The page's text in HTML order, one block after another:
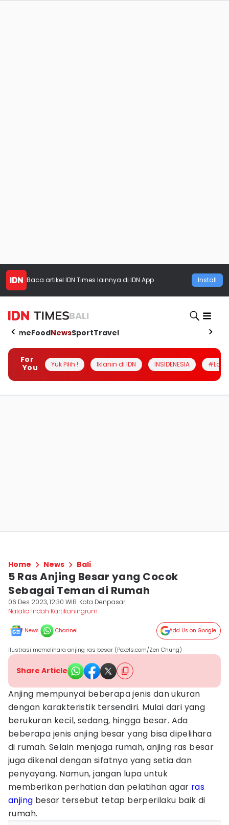
Baca artikel IDN Times lainnya di IDN App Install
BALI
HomeFoodNewsSportTravel
For
You
Yuk Pilih ! Iklanin di IDN INSIDENESIA
Home News Bali
5 Ras Anjing Besar yang Cocok
Sebagai Teman di Rumah
06 Des 2023, 12:30 WIB Kota Denpasar
Natalia Indah Kartikaningrum
News Channel Add Us on Google
Ilustrasi memelihara anjing ras besar (Pexels.com/Zen Chung)
Share Article
Anjing mempunyai beberapa jenis dan ukuran
dengan karakteristik tersendiri. Mulai dari yang
berukuran kecil, sedang, hingga besar. Ada
beberapa jenis anjing besar yang bisa dipelihara
di rumah. Selain menjaga rumah, anjing ras besar
juga dikenal dengan sifatnya yang setia dan
penyayang. Namun, jangan lupa untuk
memberikan perhatian dan pelatihan agar ras
anjing besar tersebut tetap berperilaku baik di
rumah.